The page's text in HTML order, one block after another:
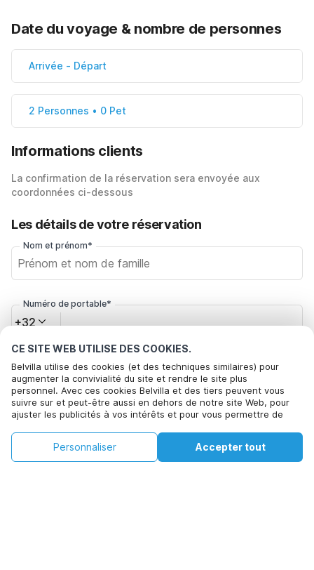
CE SITE WEB UTILISE DES COOKIES.
Belvilla utilise des cookies (et des techniques similaires) pour
augmenter la convivialité du site et rendre le site plus
personnel. Avec ces cookies Belvilla et des tiers peuvent vous
suivre sur et peut-être aussi en dehors de notre site Web, pour
ajuster les publicités à vos intérêts et pour vous permettre de
Accepter, vous acceptez de le faire. Plus d'informations peuvent
être trouvées dans notre
politique de cookie.
Accepter tout
Personnaliser
Date du voyage & nombre de personnes
Arrivée - Départ
2 Personnes • 0 Pet
Informations clients
La confirmation de la réservation sera envoyée aux
coordonnées ci-dessous
Les détails de votre réservation
Nom et prénom*
Numéro de portable*
+32
Votre adresse e-mail*
Cliquez ici pour vous désabonner des offres de Belvilla. Vous
Voir les disponibilités
€305
+
Voir les disponibilités